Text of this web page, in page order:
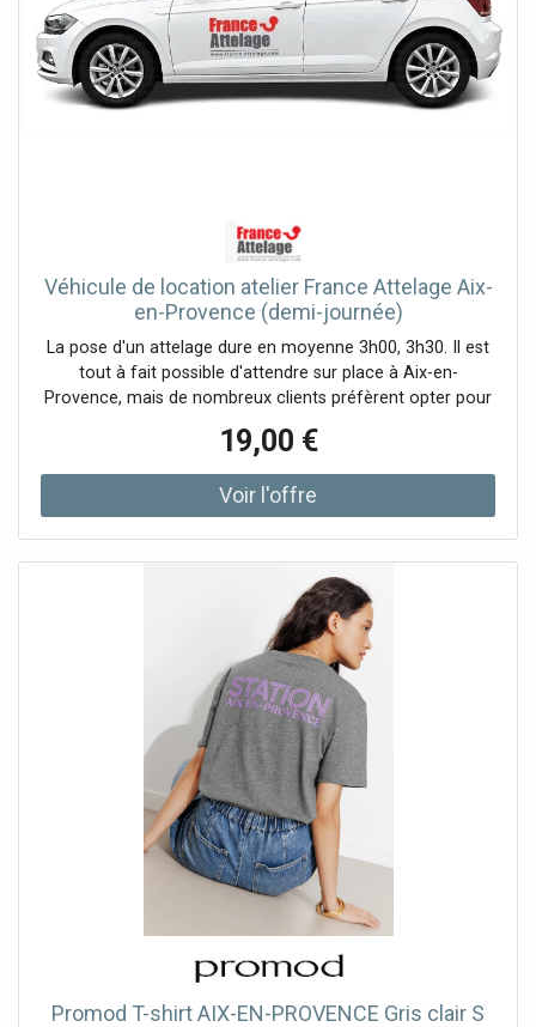
Véhicule de location atelier France Attelage Aix-
en-Provence (demi-journée)
La pose d'un attelage dure en moyenne 3h00, 3h30. Il est
tout à fait possible d'attendre sur place à Aix-en-
Provence, mais de nombreux clients préfèrent opter pour
autorisée avec cette voiture de location est de 150 km, ce
qui est amplement suffisant pour les trajets du quotidien.
La voiture devra être restituée avec le plein de carburant,
et bien sûr en bon état. Un justificatif de carburant sera
au client de ne pas fumer au sein du véhicule et de ne pas
transporter d'animaux. Si une de ces conditions n'est pas
respectée, France Attelage se réserve le droit de facturer
des frais de nettoyage ou de désinfection.Un contrat de
location vous sera remis avant la prise en main du
véhicule.
19,00 €
Promod T-shirt AIX-EN-PROVENCE Gris clair S